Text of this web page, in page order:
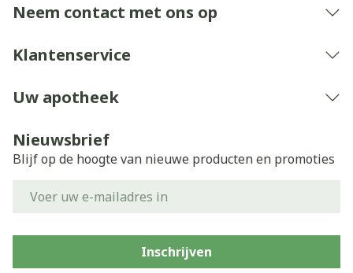
Neem contact met ons op
Klantenservice
Uw apotheek
Nieuwsbrief
Blijf op de hoogte van nieuwe producten en promoties
Inschrijven